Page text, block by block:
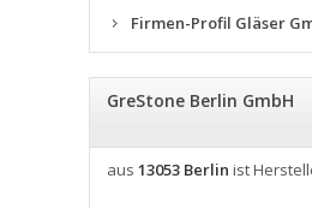
Firmen-Profil Gläser
GreStone Berlin GmbH
aus 13053 Berlin ist